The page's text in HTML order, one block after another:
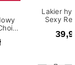
Lakier
Sexy